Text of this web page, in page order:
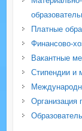
Платные
Финансово-
Вакантные
Стипендии и
Организация